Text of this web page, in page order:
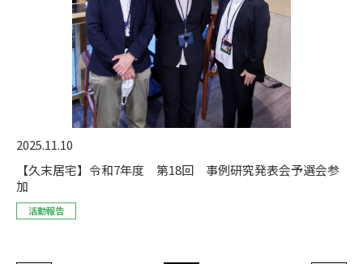
2025.11.10
【久末居宅】令和7年度 第18回 事例研究発表会予選会参
加
活動報告